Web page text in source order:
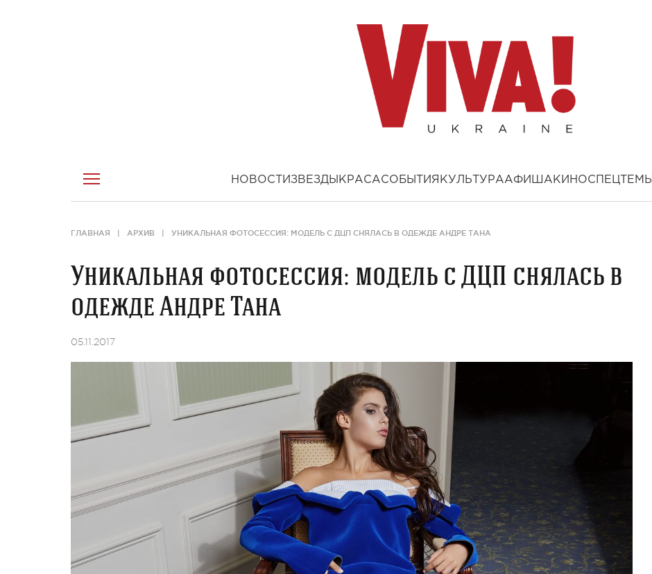
НОВОСТИ ЗВЕЗДЫ КРАСАСОБЫТИЯ КУЛЬТУРААФИША КИНОСПЕЦТЕМЫ
ГЛАВНАЯ АРХИВ УНИКАЛЬНАЯ ФОТОСЕССИЯ: МОДЕЛЬ С ДЦП СНЯЛАСЬ В ОДЕЖДЕ АНДРЕ ТАНА
Уникальная фотосессия: модель с ДЦП снялась в
одежде Андре Тана
05.11.2017